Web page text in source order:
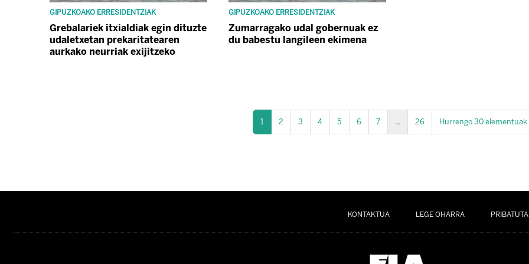
GIPUZKOAKO ERRESIDENTZIAK
Grebalariek itxialdiak egin dituzte
udaletxetan prekaritatearen
aurkako neurriak exijitzeko
GIPUZKOAKO ERRESIDENTZIAK
Zumarragako udal gobernuak ez
du babestu langileen ekimena
1 2 3 4 5 6 7 ... 26 Hurrengo 30 elementuak
KONTAKTUA LEGE OHARRA